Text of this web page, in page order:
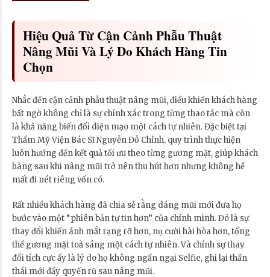
Hiệu Quả Từ Cận Cảnh Phẫu Thuật
Nâng Mũi Và Lý Do Khách Hàng Tin
Chọn
Nhắc đến cận cảnh phẫu thuật nâng mũi, điều khiến khách hàng
bất ngờ không chỉ là sự chính xác trong từng thao tác mà còn
là khả năng biến đổi diện mạo một cách tự nhiên. Đặc biệt tại
Thẩm Mỹ Viện Bác Sĩ Nguyễn Đỗ Chỉnh, quy trình thực hiện
luôn hướng đến kết quả tối ưu theo từng gương mặt, giúp khách
hàng sau khi nâng mũi trở nên thu hút hơn nhưng không hề
mất đi nét riêng vốn có.
Rất nhiều khách hàng đã chia sẻ rằng dáng mũi mới đưa họ
bước vào một “phiên bản tự tin hơn” của chính mình. Đó là sự
thay đổi khiến ánh mắt rạng rỡ hơn, nụ cười hài hòa hơn, tổng
thể gương mặt toả sáng một cách tự nhiên. Và chính sự thay
đổi tích cực ấy là lý do họ không ngần ngại Selfie, ghi lại thần
thái mới đầy quyến rũ sau nâng mũi.